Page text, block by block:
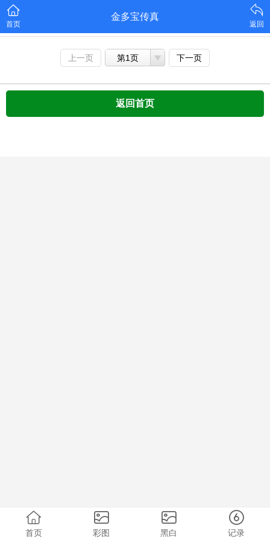
首页
金多宝传真
返回
上一页 第1页 下一页
返回首页
首页 彩图 黑白 记录